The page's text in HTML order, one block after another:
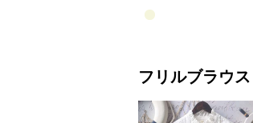
フリルブラウス